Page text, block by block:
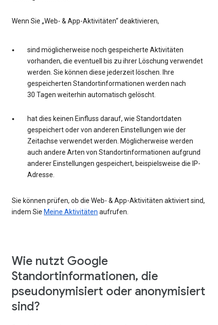
Wenn Sie „Web- & App-Aktivitäten“ deaktivieren,
sind möglicherweise noch gespeicherte Aktivitäten
vorhanden, die eventuell bis zu ihrer Löschung verwendet
werden. Sie können diese jederzeit löschen. Ihre
gespeicherten Standortinformationen werden nach
30 Tagen weiterhin automatisch gelöscht.
hat dies keinen Einfluss darauf, wie Standortdaten
gespeichert oder von anderen Einstellungen wie der
Zeitachse verwendet werden. Möglicherweise werden
auch andere Arten von Standortinformationen aufgrund
anderer Einstellungen gespeichert, beispielsweise die IP-
Adresse.
Sie können prüfen, ob die Web- & App-Aktivitäten aktiviert sind,
indem Sie Meine Aktivitäten aufrufen.
Wie nutzt Google
Standortinformationen, die
pseudonymisiert oder anonymisiert
sind?